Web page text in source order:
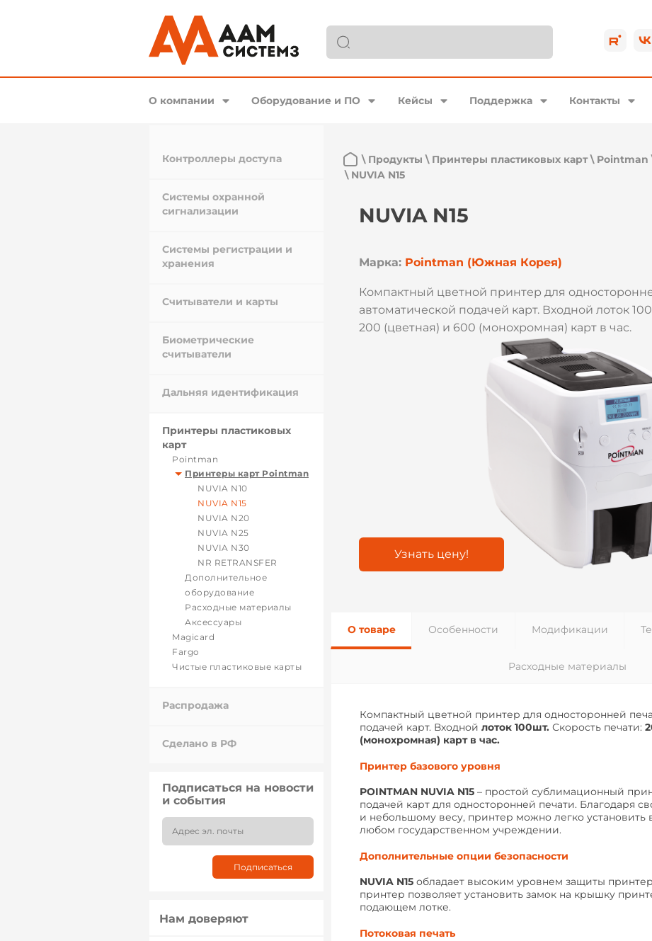
О компании Оборудование и ПО Кейсы Поддержка Контакты
Контроллеры доступа
Системы охранной
сигнализации
Системы регистрации и
хранения
Считыватели и карты
Биометрические
считыватели
Дальняя идентификация
Принтеры пластиковых
карт
Pointman
Принтеры карт Pointman
NUVIA N10
NUVIA N15
NUVIA N20
NUVIA N25
NUVIA N30
NR RETRANSFER
Дополнительное
оборудование
Расходные материалы
Аксессуары
Magicard
Fargo
Чистые пластиковые карты
Распродажа
Сделано в РФ
Подписаться на новости
и события
Нам доверяют
\ Продукты \ Принтеры пластиковых карт\ Pointman
\ NUVIA N15
NUVIA N15
Марка: Pointman (Южная Корея)
Компактный цветной принтер для
автоматической подачей карт. Входной лоток
200 (цветная) и 600 (монохромная) карт в час.
Узнать цену!
О товаре Особенности Модификации
Расходные материалы
Компактный цветной принтер для односторонней
подачей карт. Входной лоток 100шт. Скорость печати:
(монохромная) карт в час.
Принтер базового уровня
POINTMAN NUVIA N15 – простой сублимационный
подачей карт для односторонней печати. Благодаря
и небольшому весу, принтер можно легко
любом государственном учреждении.
Дополнительные опции безопасности
NUVIA N15 обладает высоким уровнем защиты
принтер позволяет установить замок на крышку
подающем лотке.
Потоковая печать